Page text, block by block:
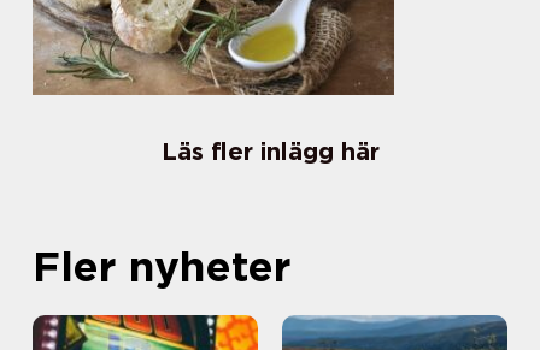
Läs fler inlägg här
Fler nyheter